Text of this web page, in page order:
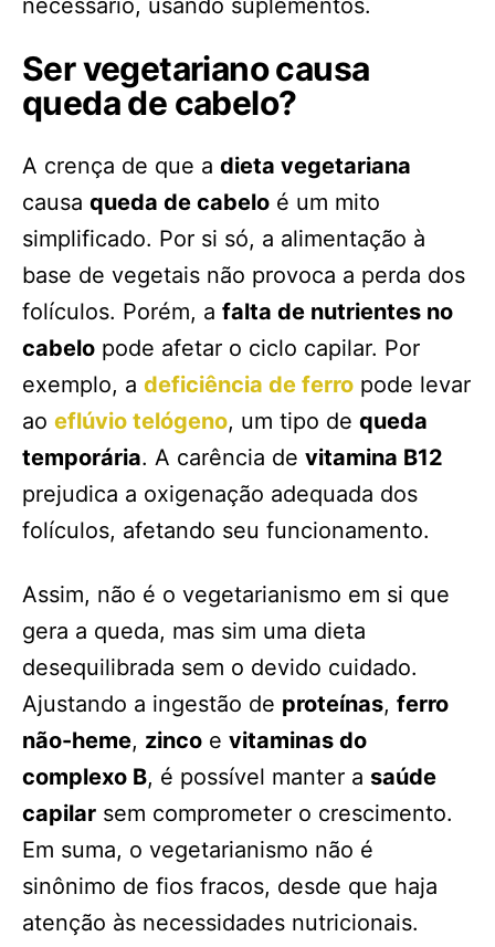
necessário, usando suplementos.
Ser vegetariano causa
queda de cabelo?
A crença de que a dieta vegetariana
causa queda de cabelo é um mito
simplificado. Por si só, a alimentação à
base de vegetais não provoca a perda dos
folículos. Porém, a falta de nutrientes no
cabelo pode afetar o ciclo capilar. Por
exemplo, a deficiência de ferro pode levar
ao eflúvio telógeno, um tipo de queda
temporária. A carência de vitamina B12
prejudica a oxigenação adequada dos
folículos, afetando seu funcionamento.
Assim, não é o vegetarianismo em si que
gera a queda, mas sim uma dieta
desequilibrada sem o devido cuidado.
Ajustando a ingestão de proteínas, ferro
não-heme, zinco e vitaminas do
complexo B, é possível manter a saúde
capilar sem comprometer o crescimento.
Em suma, o vegetarianismo não é
sinônimo de fios fracos, desde que haja
atenção às necessidades nutricionais.